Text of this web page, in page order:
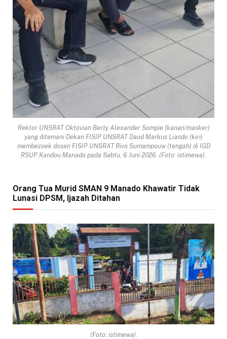
Rektor UNSRAT Oktovian Berty Alexander Sompie (kanan/masker)
yang ditemani Dekan FISIP UNSRAT Daud Markus Liando (kiri)
membezoek dosen FISIP UNSRAT Rivo Sumampouw (tengah) di IGD
RSUP Kandou Manado pada Sabtu, 6 Juni 2026. (Foto: istimewa).
Orang Tua Murid SMAN 9 Manado Khawatir Tidak
Lunasi DPSM, Ijazah Ditahan
(Foto: istimewa).